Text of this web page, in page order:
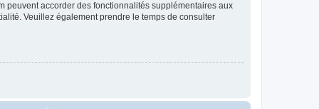
peuvent accorder des fonctionnalités supplémentaires aux
Veuillez également prendre le temps de consulter